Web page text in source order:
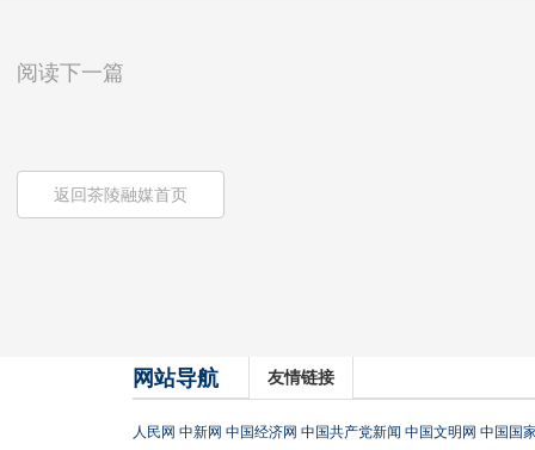
阅读下一篇
返回茶陵融媒首页
网站导航 友情链接
人民网 中新网 中国经济网 中国共产党新闻 中国文明网 中国国